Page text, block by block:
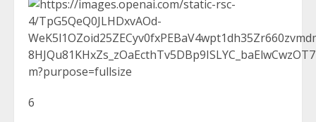
6